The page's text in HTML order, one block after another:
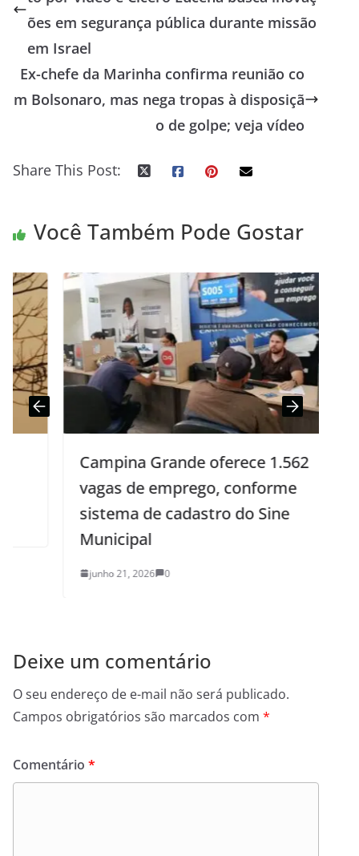
ões em segurança pública durante missão
em Israel
Ex-chefe da Marinha confirma reunião co
m Bolsonaro, mas nega tropas à disposiçã
o de golpe; veja vídeo
Share This Post:
Você Também Pode Gostar
Campina Grande oferece 1.562
vagas de emprego, conforme
sistema de cadastro do Sine
Municipal
junho 21, 2026 0
Deixe um comentário
O seu endereço de e-mail não será publicado.
Campos obrigatórios são marcados com *
Comentário *